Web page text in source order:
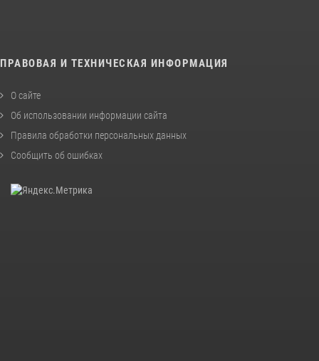
ПРАВОВАЯ И ТЕХНИЧЕСКАЯ ИНФОРМАЦИЯ
О сайте
Об использовании информации сайта
Правила обработки персональных данных
Сообщить об ошибках